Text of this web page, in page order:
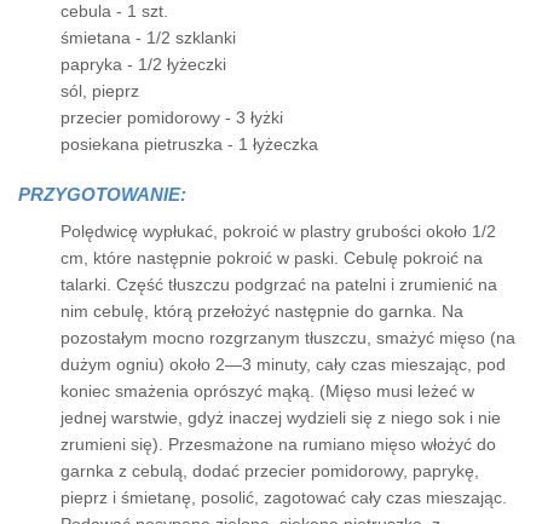
cebula - 1 szt.
śmietana - 1/2 szklanki
papryka - 1/2 łyżeczki
sól, pieprz
przecier pomidorowy - 3 łyżki
posiekana pietruszka - 1 łyżeczka
PRZYGOTOWANIE:
Polędwicę wypłukać, pokroić w plastry grubości około 1/2
cm, które następnie pokroić w paski. Cebulę pokroić na
talarki. Część tłuszczu podgrzać na patelni i zrumienić na
nim cebulę, którą przełożyć następnie do garnka. Na
pozostałym mocno rozgrzanym tłuszczu, smażyć mięso (na
dużym ogniu) około 2—3 minuty, cały czas mieszając, pod
koniec smażenia oprószyć mąką. (Mięso musi leżeć w
jednej warstwie, gdyż inaczej wydzieli się z niego sok i nie
zrumieni się). Przesmażone na rumiano mięso włożyć do
garnka z cebulą, dodać przecier pomidorowy, paprykę,
pieprz i śmietanę, posolić, zagotować cały czas mieszając.